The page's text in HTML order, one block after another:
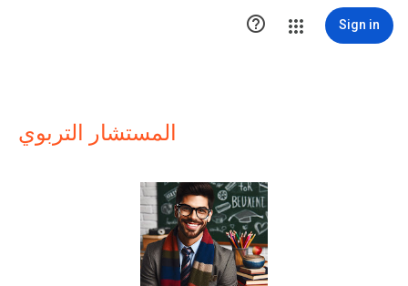
 Sign in
المستشار التربوي